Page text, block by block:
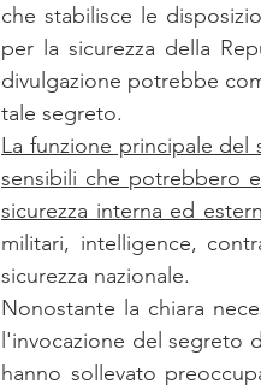
che stabilisce le
per la sicurezza della
divulgazione potrebbe
tale segreto.
La funzione principale
sensibili che potrebbero
sicurezza interna ed
militari, intelligence,
sicurezza nazionale.
Nonostante la chiara
l'invocazione del segreto
hanno sollevato